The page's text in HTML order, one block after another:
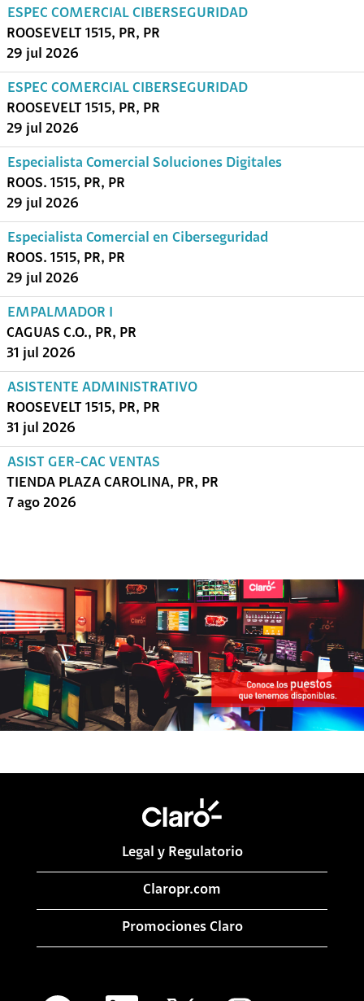
ESPEC COMERCIAL CIBERSEGURIDAD
ROOSEVELT 1515, PR, PR
29 jul 2026
ESPEC COMERCIAL CIBERSEGURIDAD
ROOSEVELT 1515, PR, PR
29 jul 2026
Especialista Comercial Soluciones Digitales
ROOS. 1515, PR, PR
29 jul 2026
Especialista Comercial en Ciberseguridad
ROOS. 1515, PR, PR
29 jul 2026
EMPALMADOR I
CAGUAS C.O., PR, PR
31 jul 2026
ASISTENTE ADMINISTRATIVO
ROOSEVELT 1515, PR, PR
31 jul 2026
ASIST GER-CAC VENTAS
TIENDA PLAZA CAROLINA, PR, PR
7 ago 2026
Legal y Regulatorio
Claropr.com
Promociones Claro